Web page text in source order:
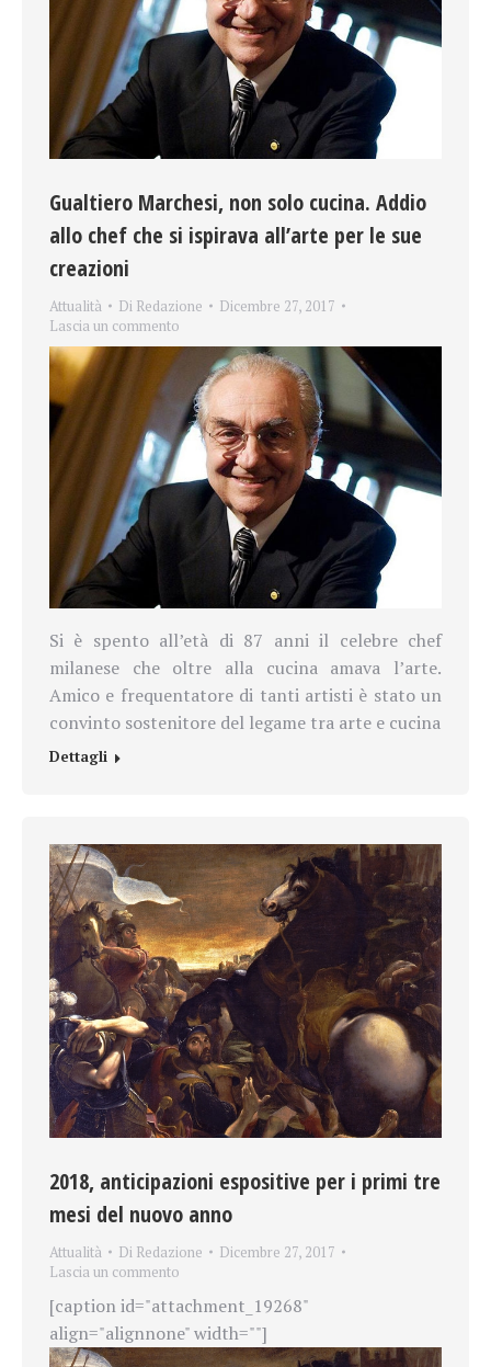
Gualtiero Marchesi, non solo cucina. Addio
allo chef che si ispirava all’arte per le sue
creazioni
Attualità Di Redazione
Dicembre 27, 2017
Lascia un commento
Si è spento all’età di 87 anni il celebre chef
milanese che oltre alla cucina amava l’arte.
Amico e frequentatore di tanti artisti è stato un
convinto sostenitore del legame tra arte e cucina
Dettagli
2018, anticipazioni espositive per i primi tre
mesi del nuovo anno
Attualità Di Redazione
Dicembre 27, 2017
Lascia un commento
[caption id="attachment_19268"
align="alignnone" width=""]